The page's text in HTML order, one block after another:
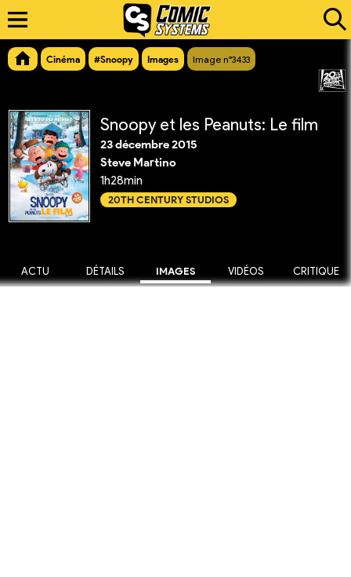
Cinéma #Snoopy Images Image n°3433
Snoopy et les Peanuts: Le film
23 décembre 2015
Steve Martino
1h28min
20TH CENTURY STUDIOS
ACTU DÉTAILS IMAGES VIDÉOS CRITIQUE